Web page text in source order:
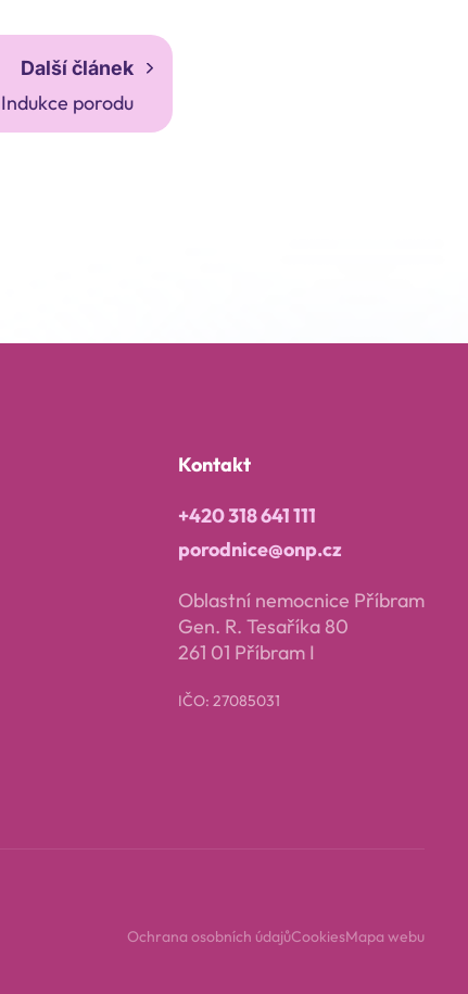
Další článek
Indukce porodu
Kontakt
+420 318 641 111
porodnice@onp.cz
Oblastní nemocnice Příbram
Gen. R. Tesaříka 80
261 01 Příbram I
IČO: 27085031
Ochrana osobních údajůCookiesMapa webu